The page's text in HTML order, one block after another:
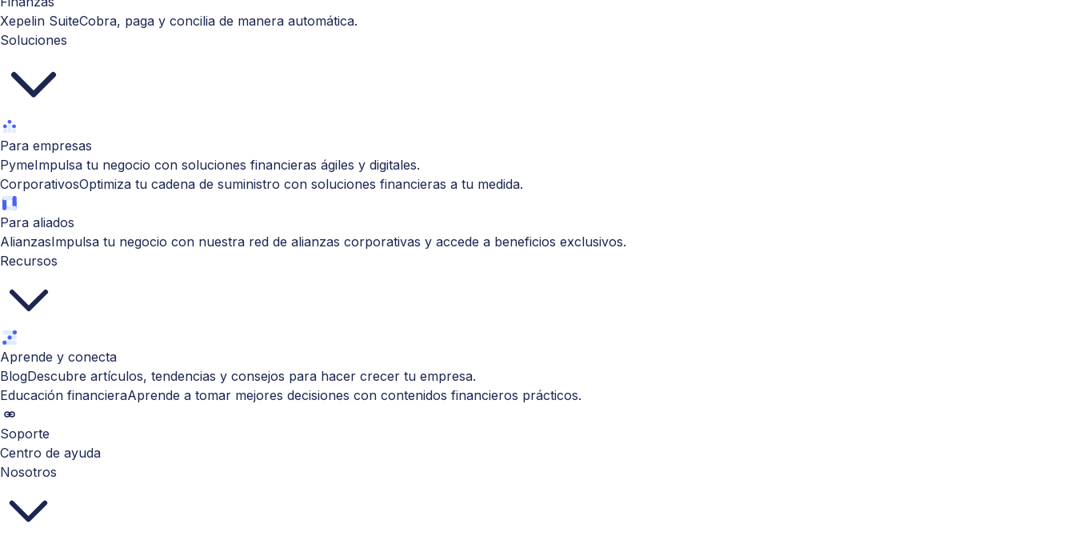
Xepelin SuiteCobra, paga y concilia de manera automática.
Soluciones
Para empresas
PymeImpulsa tu negocio con soluciones financieras ágiles y digitales.
CorporativosOptimiza tu cadena de suministro con soluciones financieras a tu medida.
Para aliados
AlianzasImpulsa tu negocio con nuestra red de alianzas corporativas y accede a beneficios exclusivos.
Recursos
Aprende y conecta
BlogDescubre artículos, tendencias y consejos para hacer crecer tu empresa.
Educación financieraAprende a tomar mejores decisiones con contenidos financieros prácticos.
Soporte
Centro de ayuda
Nosotros